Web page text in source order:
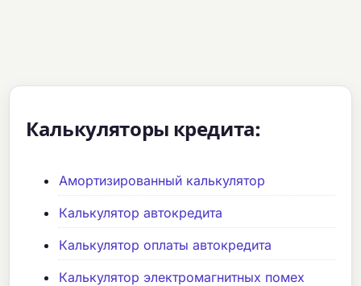
Калькуляторы кредита:
Амортизированный калькулятор
Калькулятор автокредита
Калькулятор оплаты автокредита
Калькулятор электромагнитных помех